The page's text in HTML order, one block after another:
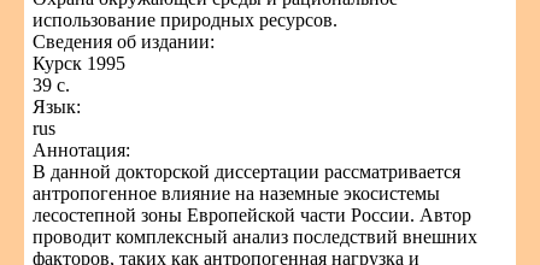
использование природных ресурсов.
Сведения об издании:
Курск 1995
39 с.
Язык:
rus
Аннотация:
В данной докторской диссертации рассматривается
антропогенное влияние на наземные экосистемы
лесостепной зоны Европейской части России. Автор
проводит комплексный анализ последствий внешних
факторов, таких как антропогенная нагрузка и